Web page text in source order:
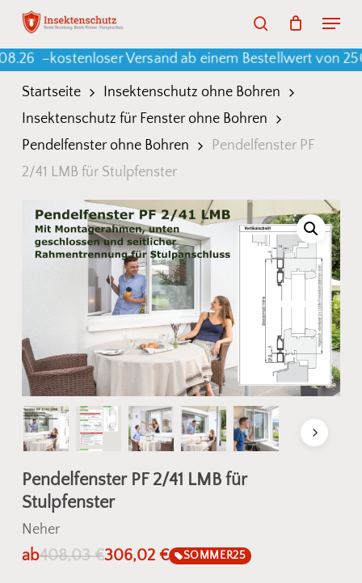
Skip
main
content
Menu
Cart
kostenloser Versand ab einem Bestellwert von 250 € 🦟
Startseite
Insektenschutz ohne Bohren
Insektenschutz für Fenster ohne Bohren
Pendelfenster ohne Bohren
Pendelfenster PF
2/41 LMB für Stulpfenster
Pendelfenster PF 2/41 LMB für
Stulpfenster
Neher
ab408,03€306,02 € SOMMER25